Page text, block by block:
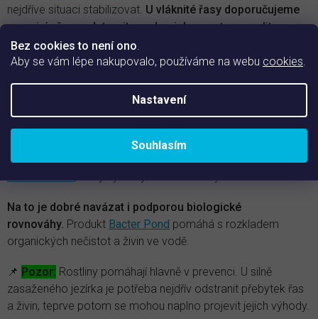
Bez cookies to není ono.
Aby se vám lépe nakupovalo, používáme na webu cookies.
Nastavení
Souhlasím
nejdříve situaci stabilizovat. U vláknité řasy doporučujeme
co nejvíc řasy odstranit mechanicky a potom zvolit
vhodný navazující postup podle typu jezírka.
jezírkách doporučujeme přípravek Kata Pond , který působí na
který pomáhá i proti zelené vodě. Pro dlouhodobější
omezení podmínek pro řasy pak do péče zařaďte přípravek
Na to je dobré navázat i podporou biologické
rovnováhy. Produkt Bacter Pond pomáhá s rozkladem
organických nečistot a živin ve vodě.
📌 Pozor: Rostliny pomáhají hlavně v prevenci. U silně
zasaženého jezírka je potřeba nejdřív odstranit přebytek řas
a živin, teprve potom se mohou naplno projevit jejich výhody.